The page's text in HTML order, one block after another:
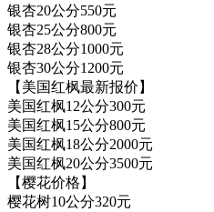
银杏20公分550元
银杏25公分800元
银杏28公分1000元
银杏30公分1200元
【美国红枫最新报价】
美国红枫12公分300元
美国红枫15公分800元
美国红枫18公分2000元
美国红枫20公分3500元
【樱花价格】
樱花树10公分320元